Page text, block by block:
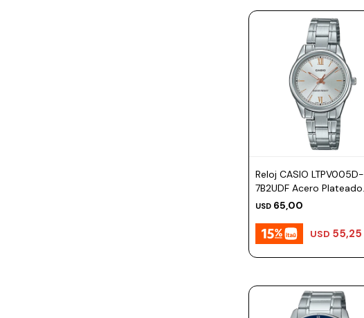
Reloj CASIO LTPV005D-
7B2UDF Acero Plateado
Esfera 28mm
USD 65,00
USD 55,25